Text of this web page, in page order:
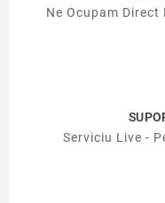
Ne Ocupam
Serviciu Live -